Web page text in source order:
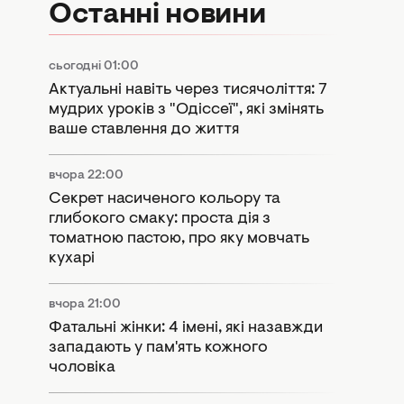
Останні новини
сьогодні 01:00
Актуальні навіть через тисячоліття: 7
мудрих уроків з "Одіссеї", які змінять
ваше ставлення до життя
вчора 22:00
Секрет насиченого кольору та
глибокого смаку: проста дія з
томатною пастою, про яку мовчать
кухарі
вчора 21:00
Фатальні жінки: 4 імені, які назавжди
западають у пам'ять кожного
чоловіка